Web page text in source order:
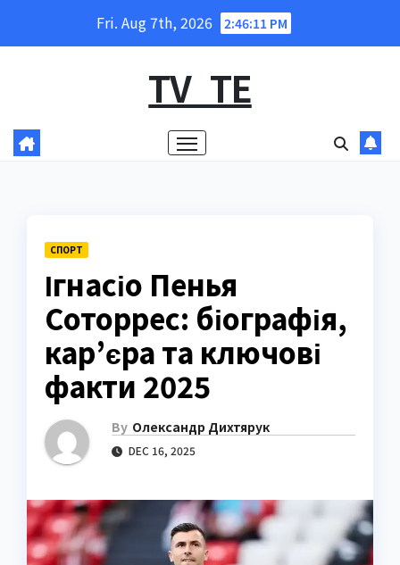
Fri. Aug 7th, 2026 2:46:12 PM
TV_TE
СПОРТ
Ігнасіо Пенья
Соторрес: біографія,
кар’єра та ключові
факти 2025
By Олександр Дихтярук
DEC 16, 2025